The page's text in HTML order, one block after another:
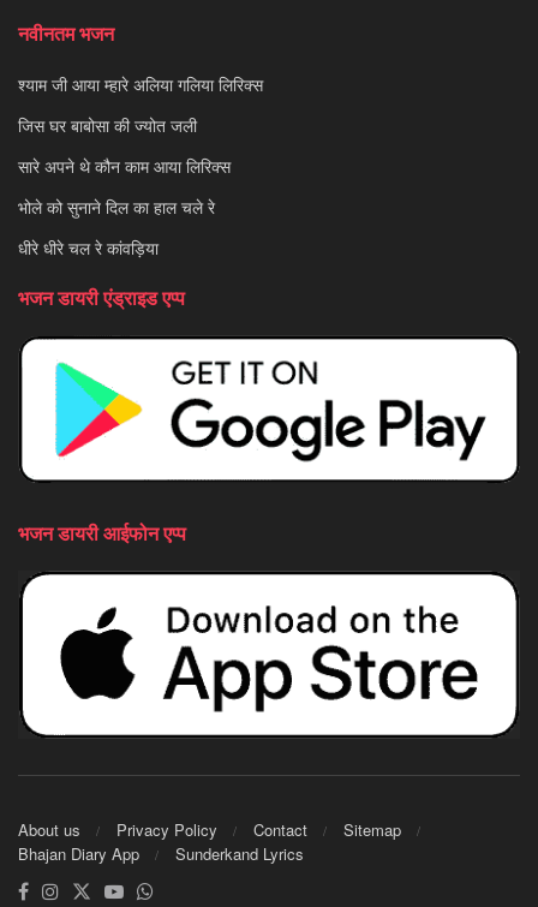
नवीनतम भजन
श्याम जी आया म्हारे अलिया गलिया लिरिक्स
जिस घर बाबोसा की ज्योत जली
सारे अपने थे कौन काम आया लिरिक्स
भोले को सुनाने दिल का हाल चले रे
धीरे धीरे चल रे कांवड़िया
भजन डायरी एंड्राइड एप्प
भजन डायरी आईफोन एप्प
About us Privacy Policy Contact
Sitemap
Bhajan Diary App
Sunderkand Lyrics